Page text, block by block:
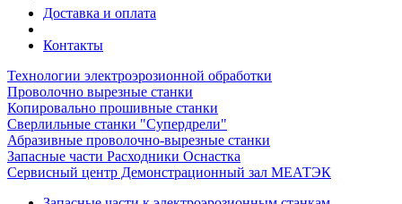
Доставка и оплата
Контакты
Технологии электроэрозионной обработки
Проволочно вырезные станки
Копировально прошивные станки
Сверлильные станки "Супердрели"
Абразивные проволочно-вырезные станки
Запасные части Расходники Оснастка
Сервисный центр Демонстрационный зал МЕАТЭК